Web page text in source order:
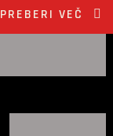
PREBERI VEČ